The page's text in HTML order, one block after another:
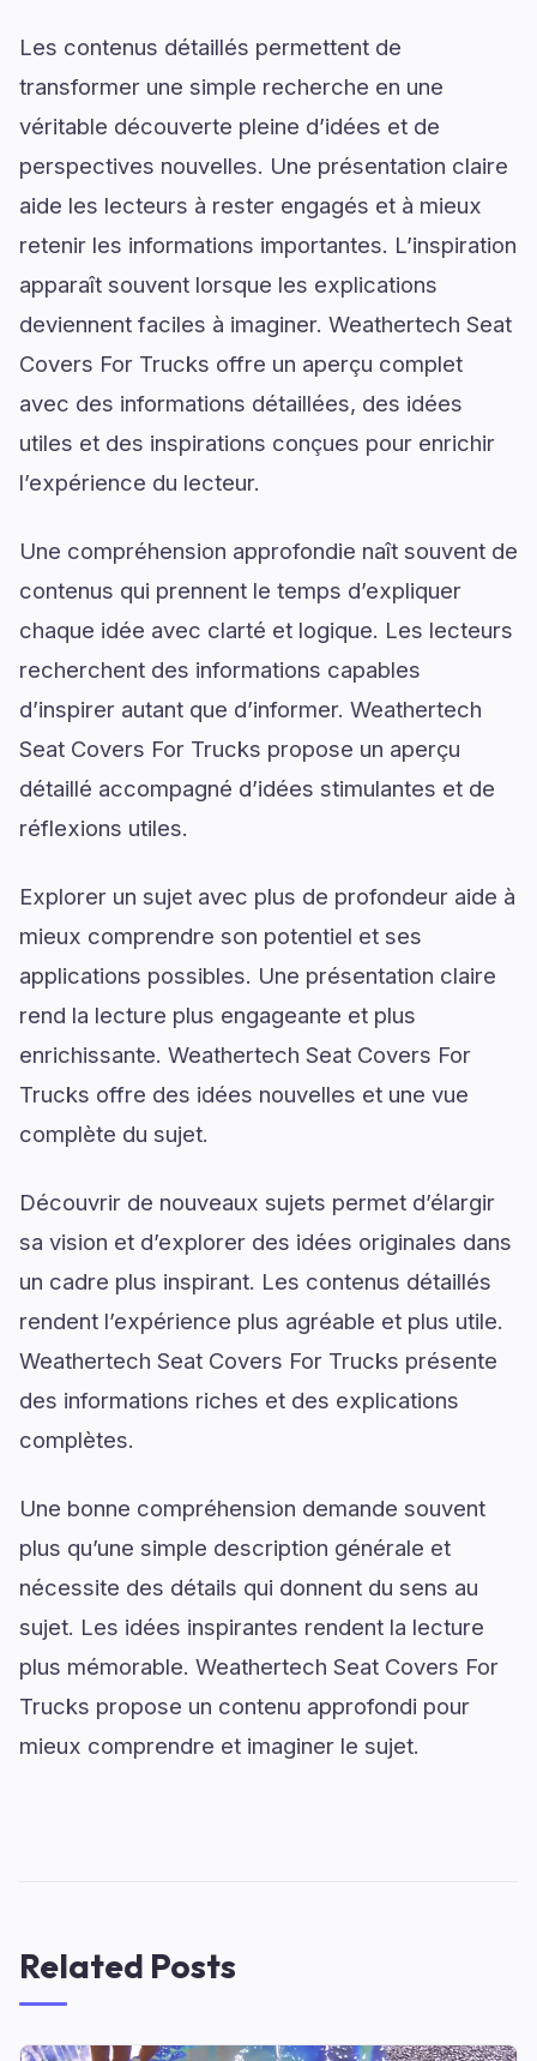
Les contenus détaillés permettent de
transformer une simple recherche en une
véritable découverte pleine d’idées et de
perspectives nouvelles. Une présentation claire
aide les lecteurs à rester engagés et à mieux
retenir les informations importantes. L’inspiration
apparaît souvent lorsque les explications
deviennent faciles à imaginer. Weathertech Seat
Covers For Trucks offre un aperçu complet
avec des informations détaillées, des idées
utiles et des inspirations conçues pour enrichir
l’expérience du lecteur.
Une compréhension approfondie naît souvent de
contenus qui prennent le temps d’expliquer
chaque idée avec clarté et logique. Les lecteurs
recherchent des informations capables
d’inspirer autant que d’informer. Weathertech
Seat Covers For Trucks propose un aperçu
détaillé accompagné d’idées stimulantes et de
réflexions utiles.
Explorer un sujet avec plus de profondeur aide à
mieux comprendre son potentiel et ses
applications possibles. Une présentation claire
rend la lecture plus engageante et plus
enrichissante. Weathertech Seat Covers For
Trucks offre des idées nouvelles et une vue
complète du sujet.
Découvrir de nouveaux sujets permet d’élargir
sa vision et d’explorer des idées originales dans
un cadre plus inspirant. Les contenus détaillés
rendent l’expérience plus agréable et plus utile.
Weathertech Seat Covers For Trucks présente
des informations riches et des explications
complètes.
Une bonne compréhension demande souvent
plus qu’une simple description générale et
nécessite des détails qui donnent du sens au
sujet. Les idées inspirantes rendent la lecture
plus mémorable. Weathertech Seat Covers For
Trucks propose un contenu approfondi pour
mieux comprendre et imaginer le sujet.
Related Posts